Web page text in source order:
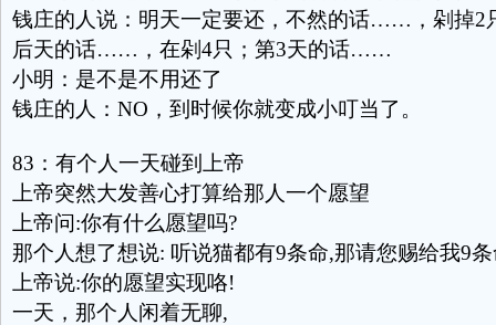
钱庄的人说：明天一定要还，不然的话……，剁掉2
后天的话……，在剁4只；第3天的话……
小明：是不是不用还了
钱庄的人：NO，到时候你就变成小叮当了。
83：有个人一天碰到上帝
上帝突然大发善心打算给那人一个愿望
上帝问:你有什么愿望吗?
那个人想了想说: 听说猫都有9条命,那请您赐给我9
上帝说:你的愿望实现咯!
一天，那个人闲着无聊,